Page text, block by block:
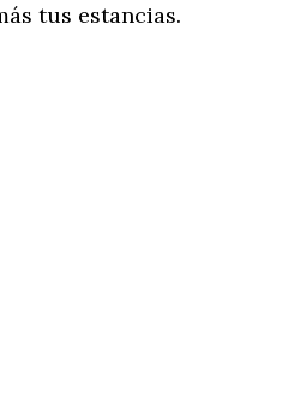
tus estancias.